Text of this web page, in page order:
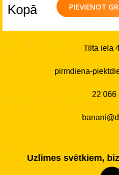
PIEVIENOT
Kopā
Tilta iela
pirmdiena-
22 066
Uzlīmes svētkiem,